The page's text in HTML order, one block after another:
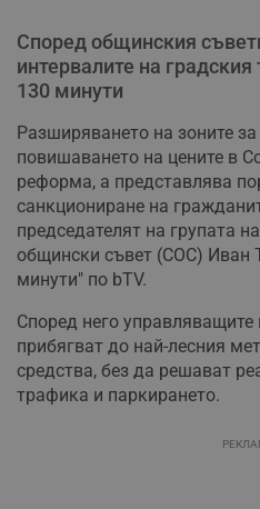
Според общинския
интервалите на
130 минути
Разширяването на зоните
повишаването на цените в
реформа, а представлява
санкциониране на
председателят на групата
общински съвет (СОС) Иван
минути" по bTV.
Според него
прибягват до най-лесния
средства, без да решават
трафика и паркирането.